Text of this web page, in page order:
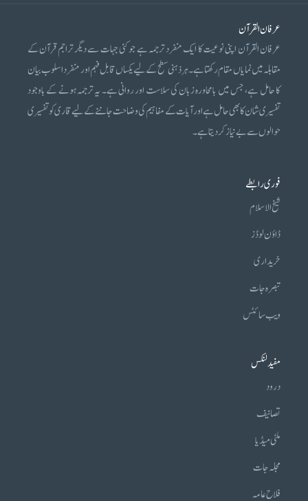
عرفان القرآن
عرفان القرآن اپنی نوعیت کا ایک منفرد ترجمہ ہے جو کئی جہات سے دیگر تراجم قرآن کے
مقابلہ میں نمایاں مقام رکھتا ہے۔ ہر ذہنی سطح کے لیے یکساں قابل فہم اور منفرد اسلوب بیان
کا حامل ہے، جس میں بامحاورہ زبان کی سلاست اور روانی ہے۔ یہ ترجمہ ہونے کے باوجود
تفسیری شان کا بھی حامل ہے اور آیات کے مفاہیم کی وضاحت جاننے کے لیے قاری کو تفسیری
حوالوں سے بے نیاز کر دیتا ہے۔
فوری رابطے
شیخ الاسلام
ڈاؤن لوڈز
خریداری
تبصرہ جات
ویب سائٹس
مفید لنکس
درود
تصانیف
ملٹی میڈیا
مجلہ جات
فلاح عامہ